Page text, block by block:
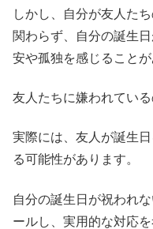
しかし、自分が友人た
関わらず、自分の誕生
安や孤独を感じることが
友人たちに嫌われてい
実際には、友人が誕生
る可能性があります。
自分の誕生日が祝われ
ールし、実用的な対応